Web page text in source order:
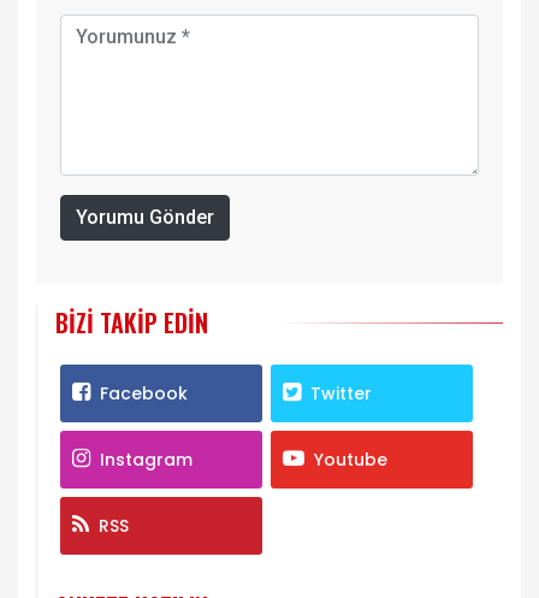
Yorumu Gönder
BIZI TAKIP EDIN
Facebook Twitter
Instagram Youtube
RSS